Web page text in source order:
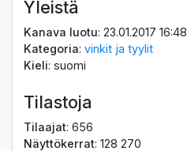
Yleistä
Kanava luotu: 23.01.2017 16:48
Kategoria:vinkit ja tyylit
Kieli: suomi
Tilastoja
Tilaajat: 656
Näyttökerrat: 128 270